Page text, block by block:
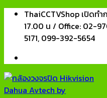
Skip
content
ThaiCCTVShop เปิดท
17.00 น / Office: 02-
5171, 099-392-5654